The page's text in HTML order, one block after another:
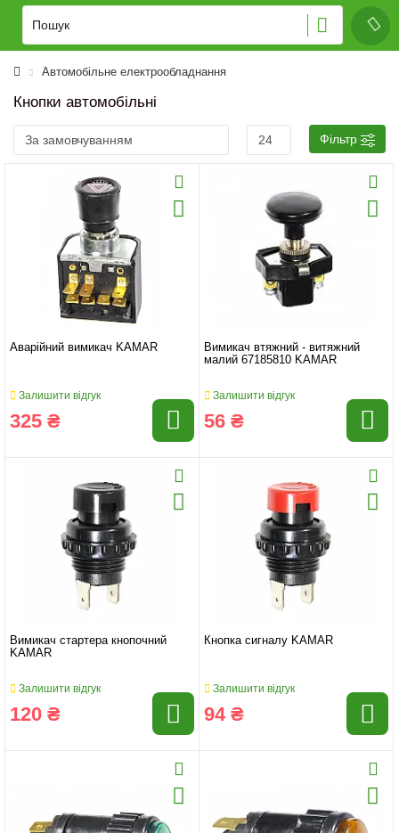
Автомобільне електрообладнання
Кнопки автомобільні
Фільтр
Аварійний вимикач KAMAR
Залишити відгук
325 ₴
Вимикач втяжний - витяжний
малий 67185810 KAMAR
Залишити відгук
56 ₴
Вимикач стартера кнопочний
KAMAR
Залишити відгук
120 ₴
Кнопка сигналу KAMAR
Залишити відгук
94 ₴